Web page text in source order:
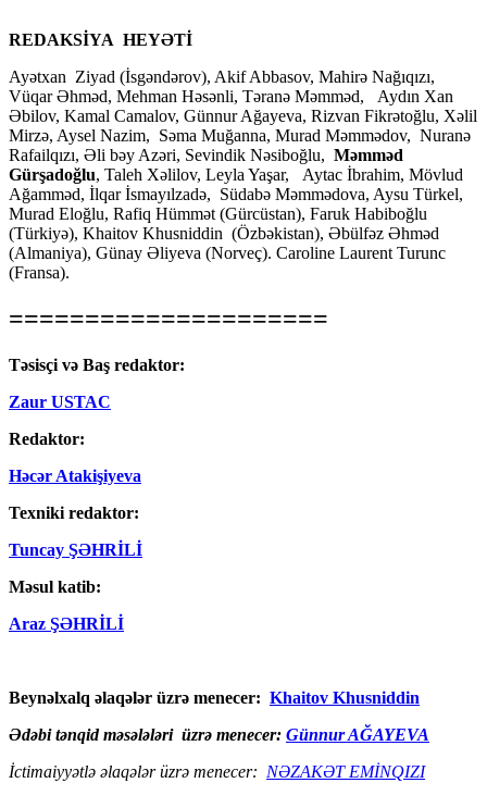
REDAKSİYA HEYƏTİ
Ayətxan Ziyad (İsgəndərov), Akif Abbasov, Mahirə Nağıqızı,
Vüqar Əhməd, Mehman Həsənli, Təranə Məmməd, Aydın Xan
Əbilov, Kamal Camalov, Günnur Ağayeva, Rizvan Fikrətoğlu, Xəlil
Mirzə, Aysel Nazim, Səma Muğanna, Murad Məmmədov, Nuranə
Rafailqızı, Əli bəy Azəri, Sevindik Nəsiboğlu, Məmməd
Gürşadoğlu, Taleh Xəlilov, Leyla Yaşar, Aytac İbrahim, Mövlud
Ağamməd, İlqar İsmayılzadə, Südabə Məmmədova, Aysu Türkel,
Murad Eloğlu, Rafiq Hümmət (Gürcüstan), Faruk Habiboğlu
(Türkiyə), Khaitov Khusniddin (Özbəkistan), Əbülfəz Əhməd
(Almaniya), Günay Əliyeva (Norveç). Caroline Laurent Turunc
(Fransa).
=====================
Təsisçi və Baş redaktor:
Zaur USTAC
Redaktor:
Həcər Atakişiyeva
Texniki redaktor:
Tuncay ŞƏHRİLİ
Məsul katib:
Araz ŞƏHRİLİ
Beynəlxalq əlaqələr üzrə menecer: Khaitov Khusniddin
Ədəbi tənqid məsələləri üzrə menecer: Günnur AĞAYEVA
İctimaiyyətlə əlaqələr üzrə menecer: NƏZAKƏT EMİNQIZI